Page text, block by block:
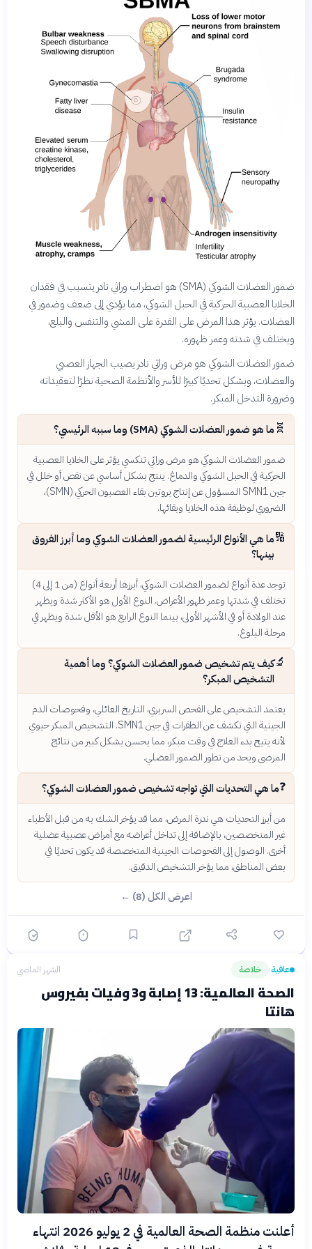
ضمور العضلات الشوكي (SMA) هو اضطراب وراثي نادر يتسبب في فقدان
الخلايا العصبية الحركية في الحبل الشوكي، مما يؤدي إلى ضعف وضمور في
العضلات. يؤثر هذا المرض على القدرة على المشي والتنفس والبلع،
ويختلف في شدته وعمر ظهوره.
ضمور العضلات الشوكي هو مرض وراثي نادر يصيب الجهاز العصبي
والعضلات، ويشكل تحديًا كبيرًا للأسر والأنظمة الصحية نظرًا لتعقيداته
وضرورة التدخل المبكر.
🧬 ما هو ضمور العضلات الشوكي (SMA) وما سببه الرئيسي؟
ضمور العضلات الشوكي هو مرض وراثي تنكسي يؤثر على الخلايا العصبية
الحركية في الحبل الشوكي والدماغ. ينتج بشكل أساسي عن نقص أو خلل في
جين SMN1 المسؤول عن إنتاج بروتين بقاء العصبون الحركي (SMN)،
الضروري لوظيفة هذه الخلايا وبقائها.
🔢ما هي الأنواع الرئيسية لضمور العضلات الشوكي وما أبرز الفروق
بينها؟
توجد عدة أنواع لضمور العضلات الشوكي، أبرزها أربعة أنواع (من 1 إلى 4)
تختلف في شدتها وعمر ظهور الأعراض. النوع الأول هو الأكثر شدة ويظهر
عند الولادة أو في الأشهر الأولى، بينما النوع الرابع هو الأقل شدة ويظهر في
مرحلة البلوغ.
🔬كيف يتم تشخيص ضمور العضلات الشوكي؟ وما أهمية
التشخيص المبكر؟
يعتمد التشخيص على الفحص السريري، التاريخ العائلي، وفحوصات الدم
الجينية التي تكشف عن الطفرات في جين SMN1. التشخيص المبكر حيوي
لأنه يتيح بدء العلاج في وقت مبكر، مما يحسن بشكل كبير من نتائج
المرضى ويحد من تطور الضمور العضلي.
❓ما هي التحديات التي تواجه تشخيص ضمور العضلات الشوكي؟
من أبرز التحديات هي ندرة المرض، مما قد يؤخر الشك به من قبل الأطباء
غير المتخصصين، بالإضافة إلى تداخل أعراضه مع أمراض عصبية عضلية
أخرى. الوصول إلى الفحوصات الجينية المتخصصة قد يكون تحديًا في
بعض المناطق، مما يؤخر التشخيص الدقيق.
اعرض الكل (8) ←
عافية› خلاصة الشهر الماضي
الصحة العالمية: 13 إصابة و3 وفيات بفيروس
هانتا
أعلنت منظمة الصحة العالمية في 2 يوليو 2026 انتهاء